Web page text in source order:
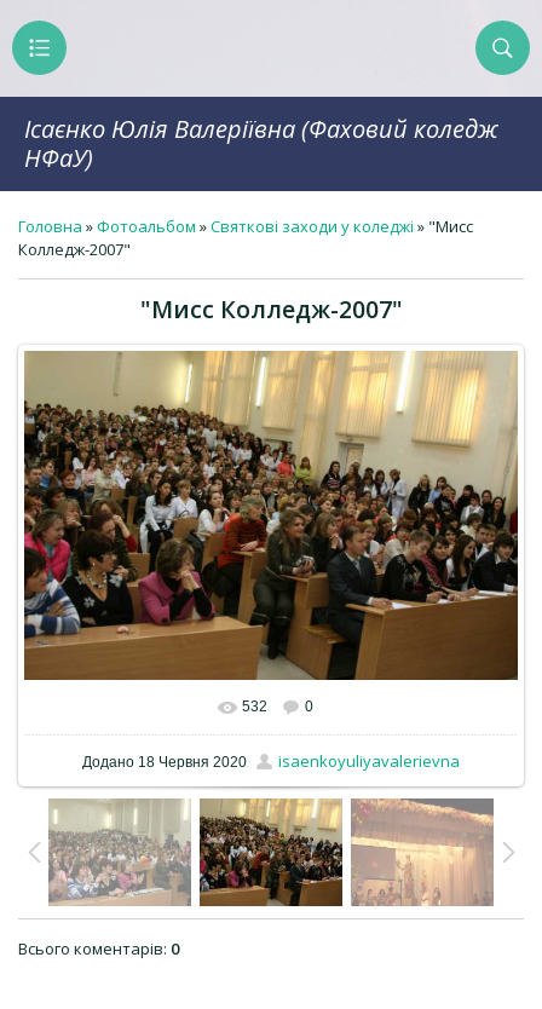
Ісаєнко Юлія Валеріївна (Фаховий коледж
НФаУ)
Головна »Фотоальбом »Святкові заходи у коледжі » "Мисс
Колледж-2007"
"Мисс Колледж-2007"
532 0
Додано 18 Червня 2020 isaenkoyuliyavalerievna
Всього коментарів: 0